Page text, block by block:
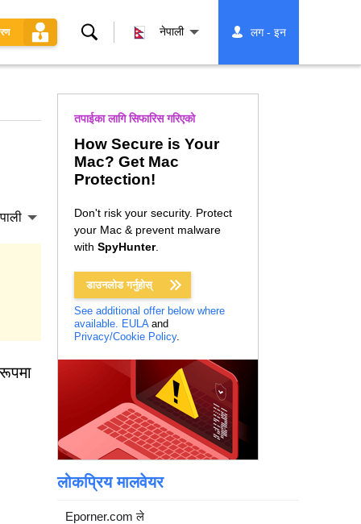
खोज्नुहोस् नेपाली लग - इन
तपाईका लागि सिफारिस गरिएको
How Secure is Your
Mac? Get Mac
Protection!
Don't risk your security. Protect
your Mac & prevent malware
with SpyHunter.
डाउनलोड गर्नुहोस्
See additional offer below where
available. EULAand
Privacy/Cookie Policy.
लोकप्रिय मालवेयर
Eporner.com ले